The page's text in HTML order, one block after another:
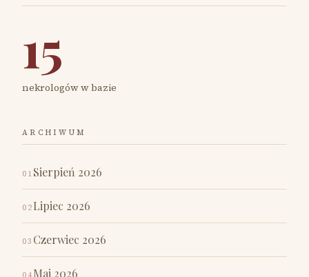
15
nekrologów w bazie
ARCHIWUM
01 Sierpień 2026
02 Lipiec 2026
03 Czerwiec 2026
Maj 2026